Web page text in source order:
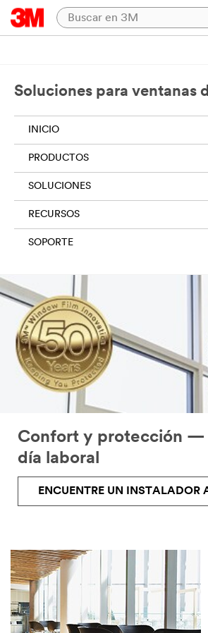
Soluciones para ventanas
INICIO
PRODUCTOS
SOLUCIONES
RECURSOS
SOPORTE
Confort y protección —
día laboral
ENCUENTRE UN INSTALADOR